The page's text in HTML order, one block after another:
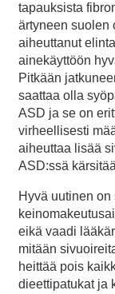
tapauksista
ärtyneen suolen
aiheuttanut
ainekäyttöön
Pitkään
saattaa olla
ASD ja se on
virheellisesti
aiheuttaa lisää
ASD:ssä
Hyvä uutinen
eikä vaadi
mitään
heittää pois
dieettipatukat ja